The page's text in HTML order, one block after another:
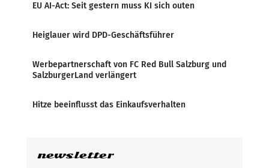
EU AI-Act: Seit gestern muss KI sich outen
Heiglauer wird DPD-Geschäftsführer
Werbepartnerschaft von FC Red Bull Salzburg und
SalzburgerLand verlängert
Hitze beeinflusst das Einkaufsverhalten
newsletter